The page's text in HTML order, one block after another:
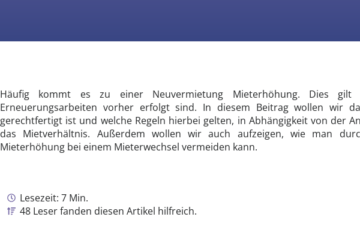
Häufig kommt es zu einer Neuvermietung Mieterhöhung. Dies gilt
Erneuerungsarbeiten vorher erfolgt sind. In diesem Beitrag wollen wir
gerechtfertigt ist und welche Regeln hierbei gelten, in Abhängigkeit von der
das Mietverhältnis. Außerdem wollen wir auch aufzeigen, wie man
Mieterhöhung bei einem Mieterwechsel vermeiden kann.
Lesezeit: 7 Min.
48 Leser fanden diesen Artikel hilfreich.